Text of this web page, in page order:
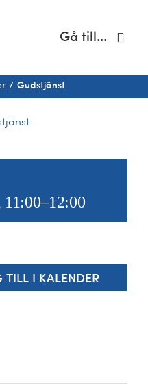
Gå till...
& kultur
unga
Gudstjänst
11:00–12:00
TILL I KALENDER